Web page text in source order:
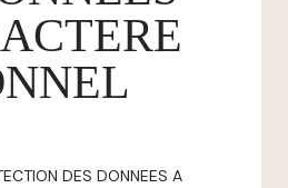
DES DONNEES A